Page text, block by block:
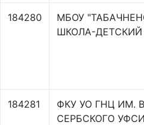
184280
МБОУ
ШКОЛА-
184281
ФКУ УО ГНЦ ИМ.
СЕРБСКОГО